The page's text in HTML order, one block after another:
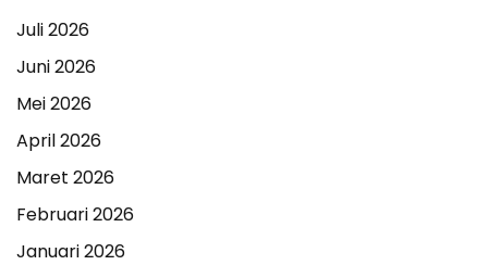
Juli 2026
Juni 2026
Mei 2026
April 2026
Maret 2026
Februari 2026
Januari 2026